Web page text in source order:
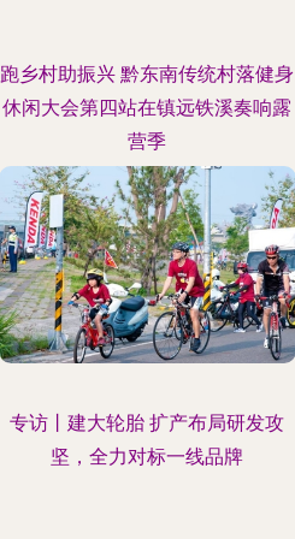
跑乡村助振兴 黔东南传统村落健身
休闲大会第四站在镇远铁溪奏响露
营季
专访丨建大轮胎 扩产布局研发攻
坚，全力对标一线品牌